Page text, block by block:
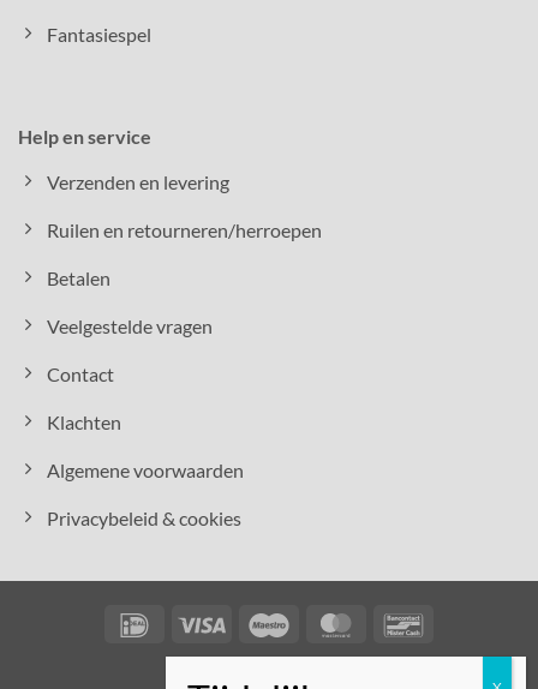
Fantasiespel
Help en service
Verzenden en levering
Ruilen en retourneren/herroepen
Betalen
Veelgestelde vragen
Contact
Klachten
Algemene voorwaarden
Privacybeleid & cookies
IDeal Visa Maestro MasterCard